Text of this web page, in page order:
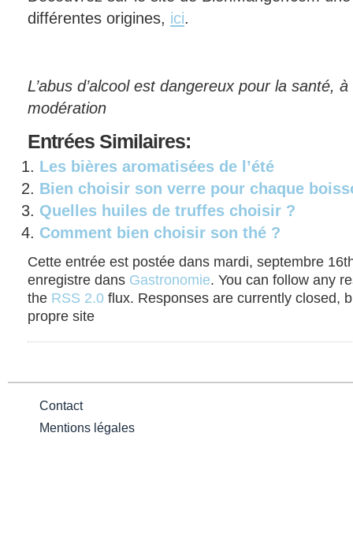
différentes origines, ici.
L’abus d’alcool est dangereux pour la santé,
modération
Entrées Similaires:
Les bières aromatisées de l’été
Bien choisir son verre pour chaque
Quelles huiles de truffes choisir ?
Comment bien choisir son thé ?
Cette entrée est postée dans mardi, septembre
enregistre dans Gastronomie. You can follow any
the RSS 2.0 flux. Responses are currently closed,
propre site
Contact
Mentions légales